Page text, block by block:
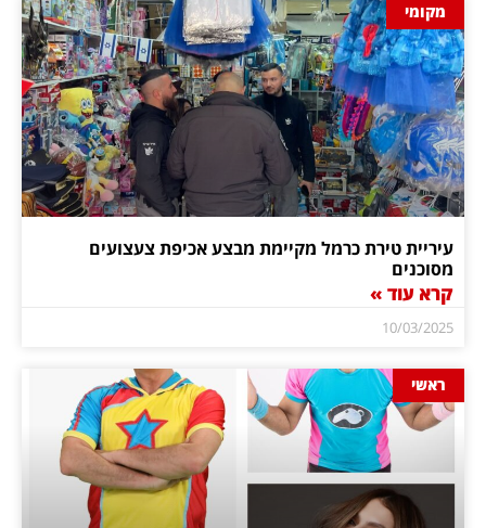
מקומי
עיריית טירת כרמל מקיימת מבצע אכיפת צעצועים
מסוכנים
קרא עוד »
10/03/2025
ראשי